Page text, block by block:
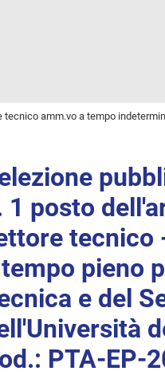
tecnico amm.vo a tempo
1 posto
tecnico
pieno
e del
PTA-EP-